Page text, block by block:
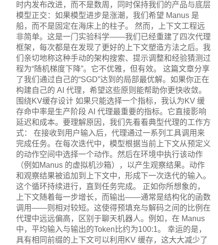
时内发布改进，而不是数周，同时保持我们的产品与底层
模型正交：如果模型进步是涨潮，我们希望 Manus 是
船，而不是固定在海床上的柱子。 然而，上下文工程远
非简单。这是一门实验科学——我们已经重建了四次代理
框架，每次都是在发现了更好的上下文塑造方法之后。我
们亲切地称这种手动的架构搜索、提示调整和经验猜测过
程为“随机梯度下降”。它不优雅，但有效。 这篇文章分享
了我们通过自己的“SGD”达到的局部最优解。如果你正在
构建自己的 AI 代理，希望这些原则能帮助你更快收敛。
围绕KV缓存设计 如果只能选择一个指标，我认为KV 缓
存命中率是生产阶段 AI 代理最重要的指标。它直接影响
延迟和成本。要理解原因，我们先看看典型代理的工作方
式： 在接收到用户输入后，代理通过一系列工具调用来
完成任务。在每次迭代中，模型根据当前上下文从预定义
的动作空间中选择一个动作。然后在环境中执行该动作
（例如Manus 的虚拟机沙箱），以产生观察结果。动作
和观察结果被追加到上下文中，形成下一次迭代的输入。
这个循环持续进行，直到任务完成。 正如你所想象的，
上下文随着每一步增长，而输出——通常是结构化的函数
调用——则相对较短。这使得预填充与解码之间的比例在
代理中远远偏高，区别于聊天机器人。例如，在 Manus
中，平均输入与输出的Token比约为100:1。 幸运的是，
具有相同前缀的上下文可以利用KV 缓存，这大大减少了